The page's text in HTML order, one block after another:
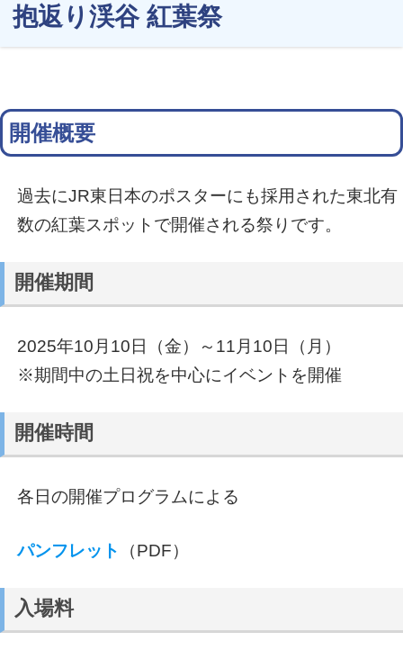
抱返り渓谷 紅葉祭
開催概要
過去にJR東日本のポスターにも採用された東北有
数の紅葉スポットで開催される祭りです。
開催期間
2025年10月10日（金）～11月10日（月）
※期間中の土日祝を中心にイベントを開催
開催時間
各日の開催プログラムによる
パンフレット （PDF）
入場料